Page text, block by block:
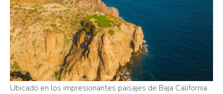
Ubicado en los impresionantes paisajes de Baja California